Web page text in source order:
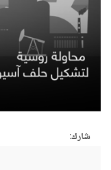
شارك: